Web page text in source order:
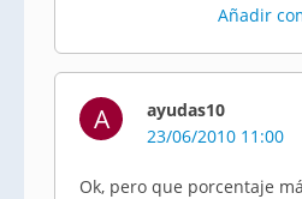
Añadir
A
ayudas10
23/06/2010 11:00
Ok, pero que porcentaje